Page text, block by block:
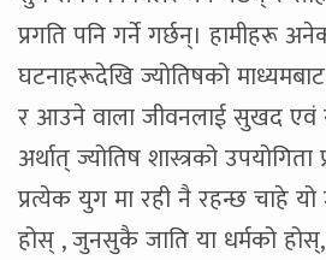
प्रगति पनि गर्ने गर्छन्। हामीहरू
घटनाहरूदेखि ज्योतिषको
र आउने वाला जीवनलाई सुखद एवं
अर्थात् ज्योतिष शास्त्रको
प्रत्येक युग मा रही नै रहन्छ चाहे
होस् , जुनसुकै जाति या धर्मको